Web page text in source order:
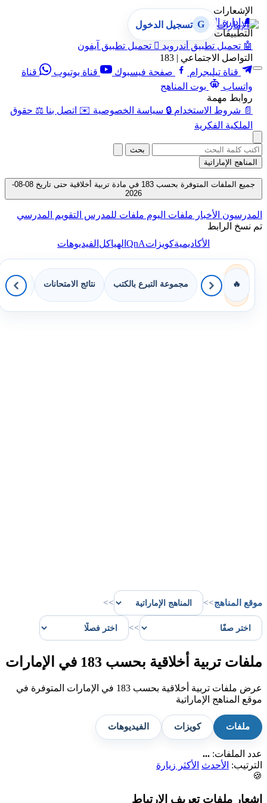
الإشعارات
🔔 إدارة الإشعارات
التطبيقات
🤖 تحميل تطبيق أندرويد  تحميل تطبيق آيفون
التواصل الاجتماعي | 183
قناة تيليجرام
صفحة فيسبوك قناة يوتيوب
قناة
واتساب
بوت المناهج
روابط مهمة
📄 شروط الاستخدام 🔒 سياسة الخصوصية ✉️ اتصل بنا ⚖️ حقوق
الملكية الفكرية
G تسجيل الدخول
بحث
المناهج الإماراتية
جميع الملفات المتوفرة بحسب 183 في مادة تربية أخلاقية حتى تاريخ 08-08-
2026
المدرسون الأخبار ملفات اليوم ملفات للمدرس التقويم المدرسي
تم نسخ الرابط
الأكاديميةكويزاتQnAالهياكلالفيديوهات
🔥 مجموعة التبرع بالكتب نتائج الامتحانات
موقع المناهج>>
>>
>>
ملفات تربية أخلاقية بحسب 183 في الإمارات
عرض ملفات تربية أخلاقية بحسب 183 في الإمارات المتوفرة في
موقع المناهج الإماراتية
ملفات كويزات الفيديوهات
عدد الملفات: ...
الترتيب:
الأحدث
الأكثر زيارة
🍪
إشعار ملفات تعريف الارتباط